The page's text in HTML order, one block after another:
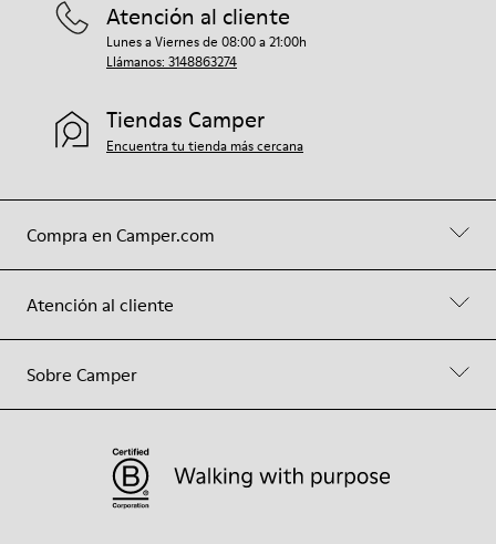
Compra en Camper.com
Atención al cliente
Sobre Camper
Atención al cliente
Lunes a Viernes de 08:00 a 21:00h
Llámanos: 3148863274
Tiendas Camper
Encuentra tu tienda más cercana